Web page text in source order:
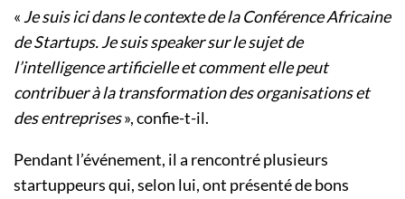
« Je suis ici dans le contexte de la Conférence Africaine
de Startups. Je suis speaker sur le sujet de
l’intelligence artificielle et comment elle peut
contribuer à la transformation des organisations et
des entreprises», confie-t-il.
Pendant l’événement, il a rencontré plusieurs
startuppeurs qui, selon lui, ont présenté de bons